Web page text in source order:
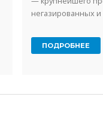
негазированных и
марками. ...
ПОДРОБНЕЕ